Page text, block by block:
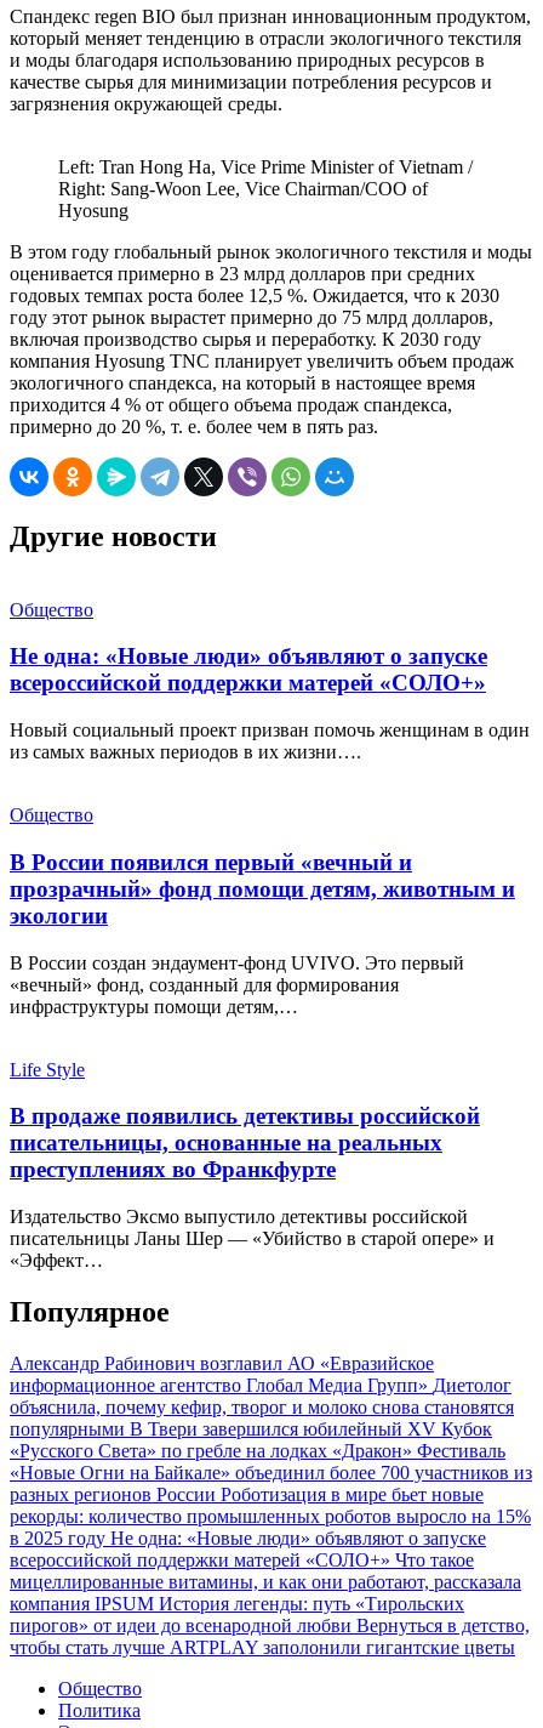
Спандекс regen BIO был признан инновационным продуктом,
который меняет тенденцию в отрасли экологичного текстиля
и моды благодаря использованию природных ресурсов в
качестве сырья для минимизации потребления ресурсов и
загрязнения окружающей среды.
Left: Tran Hong Ha, Vice Prime Minister of Vietnam /
Right: Sang-Woon Lee, Vice Chairman/COO of
Hyosung
В этом году глобальный рынок экологичного текстиля и моды
оценивается примерно в 23 млрд долларов при средних
годовых темпах роста более 12,5 %. Ожидается, что к 2030
году этот рынок вырастет примерно до 75 млрд долларов,
включая производство сырья и переработку. К 2030 году
компания Hyosung TNC планирует увеличить объем продаж
экологичного спандекса, на который в настоящее время
приходится 4 % от общего объема продаж спандекса,
примерно до 20 %, т. е. более чем в пять раз.
Другие новости
Общество
Не одна: «Новые люди» объявляют о запуске
всероссийской поддержки матерей «СОЛО+»
Новый социальный проект призван помочь женщинам в один
из самых важных периодов в их жизни….
Общество
В России появился первый «вечный и
прозрачный» фонд помощи детям, животным и
экологии
В России создан эндаумент-фонд UVIVO. Это первый
«вечный» фонд, созданный для формирования
инфраструктуры помощи детям,…
Life Style
В продаже появились детективы российской
писательницы, основанные на реальных
преступлениях во Франкфурте
Издательство Эксмо выпустило детективы российской
писательницы Ланы Шер — «Убийство в старой опере» и
«Эффект…
Популярное
Александр Рабинович возглавил АО «Евразийское
информационное агентство Глобал Медиа Групп» Диетолог
объяснила, почему кефир, творог и молоко снова становятся
популярными В Твери завершился юбилейный XV Кубок
«Русского Света» по гребле на лодках «Дракон» Фестиваль
«Новые Огни на Байкале» объединил более 700 участников из
разных регионов России Роботизация в мире бьет новые
рекорды: количество промышленных роботов выросло на 15%
в 2025 году Не одна: «Новые люди» объявляют о запуске
всероссийской поддержки матерей «СОЛО+» Что такое
мицеллированные витамины, и как они работают, рассказала
компания IPSUM История легенды: путь «Тирольских
пирогов» от идеи до всенародной любви Вернуться в детство,
чтобы стать лучше ARTPLAY заполонили гигантские цветы
Общество
Политика